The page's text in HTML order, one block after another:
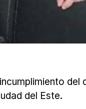
del
del Este.